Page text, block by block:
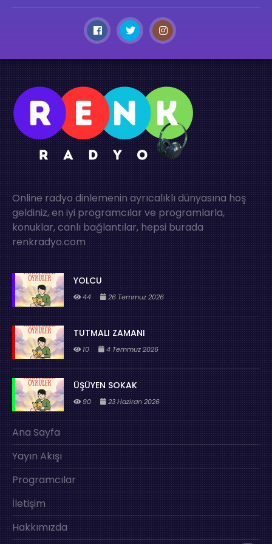
Online radyo dinlemenin ayrıcalıklı dünyasına hoş
geldiniz, en iyi programcılar ve programlarla,
konuklar, canlı bağlantılar, hepsi burada
renkradyo.com
YOLCU
44 26 Temmuz 2026
TUTMALI ZAMANI
10 4 Temmuz 2026
ÜŞÜYEN SOKAK
90 23 Haziran 2026
Ana Sayfa
Yayın Akışı
Programcılar
İletişim
Hakkımızda